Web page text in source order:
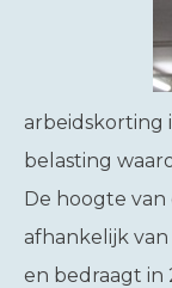
arbeidskorting
belasting
De hoogte
afhankelijk
en bedraagt in